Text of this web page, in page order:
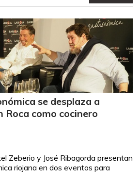
se desplaza a
Roca como cocinero
Zeberio y José Ribagorda presentan
riojana en dos eventos para